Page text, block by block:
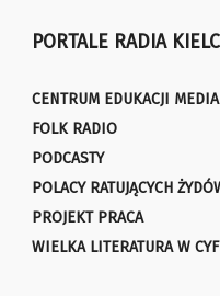
PORTALE RADIA
CENTRUM EDUKACJI
FOLK RADIO
PODCASTY
POLACY RATUJĄCYCH
PROJEKT PRACA
WIELKA LITERATURA W